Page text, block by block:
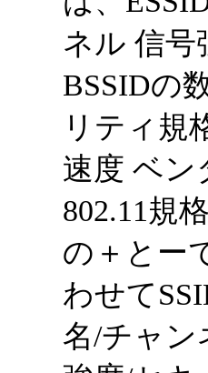
ネル 信号
BSSIDの
リティ規
速度 ベン
802.11規
の＋とー
わせて
名/チャン